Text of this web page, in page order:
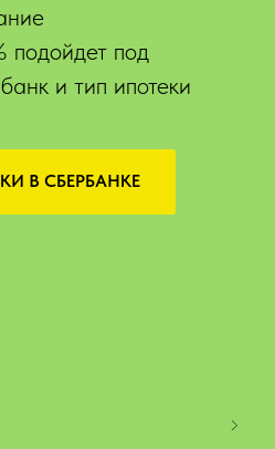
под
и тип ипотеки
В СБЕРБАНКЕ